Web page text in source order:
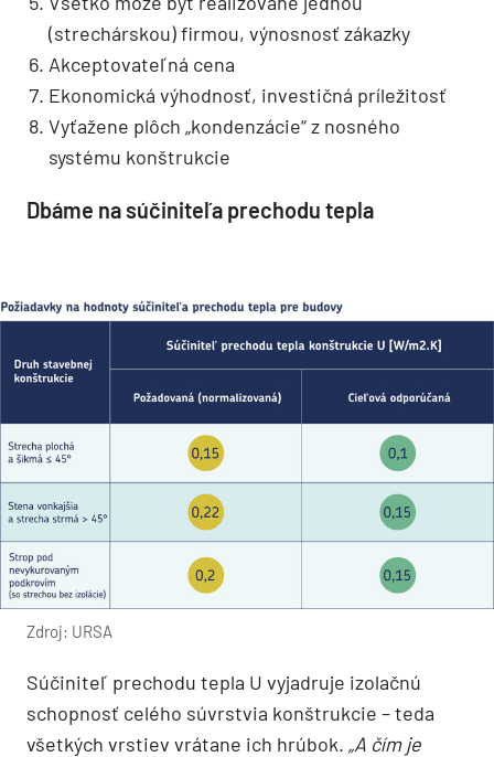
(strechárskou) firmou, výnosnosť zákazky
Akceptovateľná cena
Ekonomická výhodnosť, investičná príležitosť
Vyťažene plôch „kondenzácie“ z nosného
systému konštrukcie
Dbáme na súčiniteľa prechodu tepla
Zdroj: URSA
Súčiniteľ prechodu tepla U vyjadruje izolačnú
schopnosť celého súvrstvia konštrukcie – teda
všetkých vrstiev vrátane ich hrúbok. „A čím je